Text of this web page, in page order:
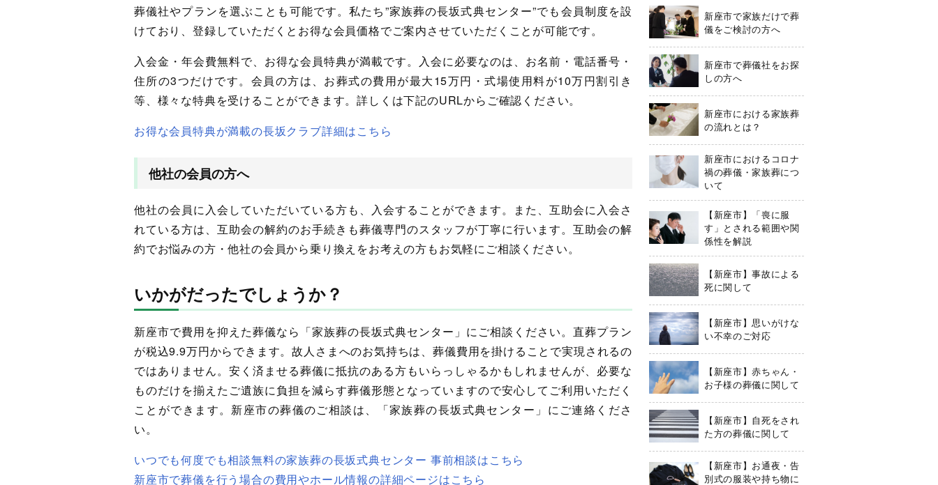
葬儀社やプランを選ぶことも可能です。私たち”家族葬の長坂式典センター”でも会員制度を設
けており、登録していただくとお得な会員価格でご案内させていただくことが可能です。
入会金・年会費無料で、お得な会員特典が満載です。入会に必要なのは、お名前・電話番号・
住所の3つだけです。会員の方は、お葬式の費用が最大15万円・式場使用料が10万円割引き
等、様々な特典を受けることができます。詳しくは下記のURLからご確認ください。
お得な会員特典が満載の長坂クラブ詳細はこちら
他社の会員の方へ
他社の会員に入会していただいている方も、入会することができます。また、互助会に入会さ
れている方は、互助会の解約のお手続きも葬儀専門のスタッフが丁寧に行います。互助会の解
約でお悩みの方・他社の会員から乗り換えをお考えの方もお気軽にご相談ください。
いかがだったでしょうか？
新座市で費用を抑えた葬儀なら「家族葬の長坂式典センター」にご相談ください。直葬プラン
が税込9.9万円からできます。故人さまへのお気持ちは、葬儀費用を掛けることで実現されるの
ではありません。安く済ませる葬儀に抵抗のある方もいらっしゃるかもしれませんが、必要な
ものだけを揃えたご遺族に負担を減らす葬儀形態となっていますので安心してご利用いただく
ことができます。新座市の葬儀のご相談は、「家族葬の長坂式典センター」にご連絡くださ
い。
いつでも何度でも相談無料の家族葬の長坂式典センター 事前相談はこちら
新座市で葬儀を行う場合の費用やホール情報の詳細ページはこちら
新座市で家族だけで葬
儀をご検討の方へ
新座市で葬儀社をお探
しの方へ
新座市における家族葬
の流れとは？
新座市におけるコロナ
禍の葬儀・家族葬につ
いて
【新座市】「喪に服
す」とされる範囲や関
係性を解説
【新座市】事故による
死に関して
【新座市】思いがけな
い不幸のご対応
【新座市】赤ちゃん・
お子様の葬儀に関して
【新座市】自死をされ
た方の葬儀に関して
【新座市】お通夜・告
別式の服装や持ち物に